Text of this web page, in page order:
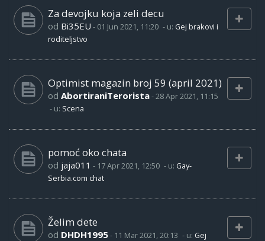
Za devojku koja zeli decu
od Bi35EU - 01 Jun 2021, 11:20 - u: Gej brakovi i
roditeljstvo
Optimist magazin broj 59 (april 2021)
od AbortiraniTerorista-28 Apr 2021, 11:15
- u: Scena
pomoć oko chata
od jaja011 - 17 Apr 2021, 12:50 - u: Gay-
Serbia.com chat
Želim dete
od DHDH1995- 11 Mar 2021, 20:13 - u: Gej